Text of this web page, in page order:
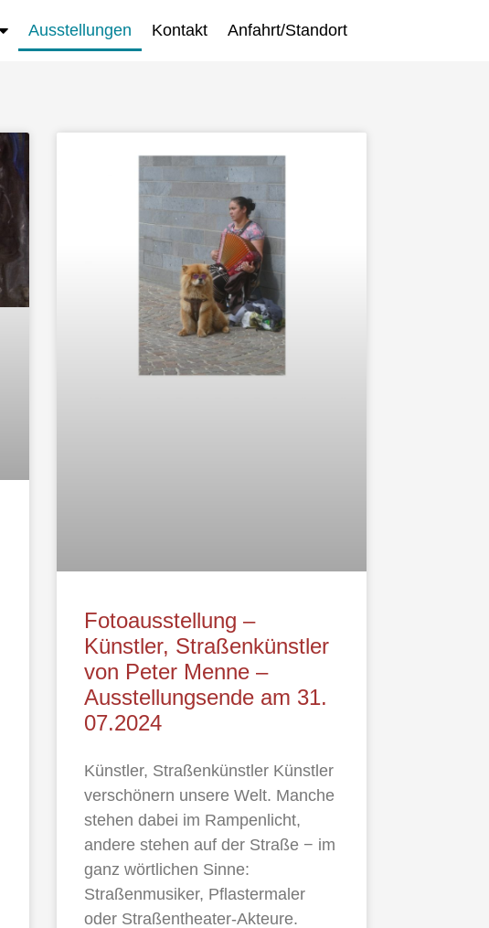
Ausstellungen Kontakt Anfahrt/Standort
Fotoausstellung –
Künstler, Straßenkünstler
von Peter Menne –
Ausstellungsende am 31.
07.2024
Künstler, Straßenkünstler Künstler
verschönern unsere Welt. Manche
stehen dabei im Rampenlicht,
andere stehen auf der Straße − im
ganz wörtlichen Sinne:
Straßenmusiker, Pflastermaler
oder Straßentheater-Akteure.